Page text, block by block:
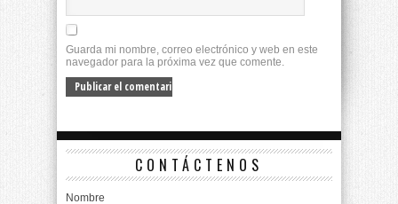
Guarda mi nombre, correo electrónico y web en este
navegador para la próxima vez que comente.
CONTÁCTENOS
Nombre